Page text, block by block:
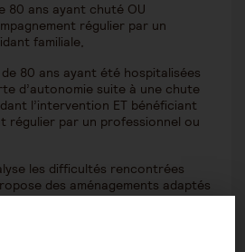
80 ans ayant chuté OU
régulier par un
familiale,
80 ans ayant été hospitalisées
d’autonomie suite à une chute
l’intervention ET bénéficiant
régulier par un professionnel ou
les difficultés rencontrées
des aménagements adaptés
la mobilité et l’autonomie.
son intervention.